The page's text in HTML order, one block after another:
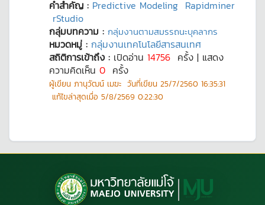
คำสำคัญ : Predictive Modeling Rapidminer
rStudio
กลุ่มบทความ : กลุ่มงานตามสมรรถนะบุคลากร
หมวดหมู่ : กลุ่มงานเทคโนโลยีสารสนเทศ
สถิติการเข้าถึง : เปิดอ่าน 14756 ครั้ง | แสดง
ความคิดเห็น 0 ครั้ง
ผู้เขียน ภานุวัฒน์ เมฆะ วันที่เขียน 25/7/2560 16:35:31
แก้ไขล่าสุดเมื่อ 5/8/2569 0:22:30